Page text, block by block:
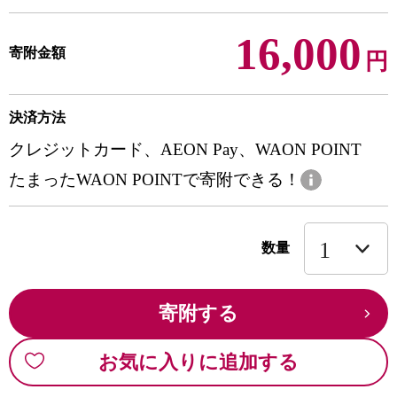
寄附金額 16,000 円
決済方法
クレジットカード、AEON Pay、WAON POINT
たまったWAON POINTで寄附できる！
数量
寄附する
お気に入りに追加する